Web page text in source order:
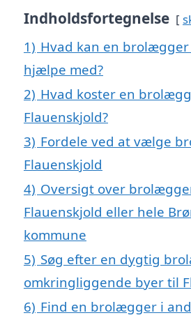
Indholdsfortegnelse
1) Hvad kan en brolægger
hjælpe med?
2) Hvad koster en
Flauenskjold?
3) Fordele ved at vælge
Flauenskjold
4) Oversigt over
Flauenskjold eller hele
kommune
5) Søg efter en dygtig
omkringliggende byer til
6) Find en brolægger i